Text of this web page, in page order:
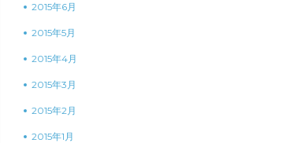
2015年6月
2015年5月
2015年4月
2015年3月
2015年2月
2015年1月